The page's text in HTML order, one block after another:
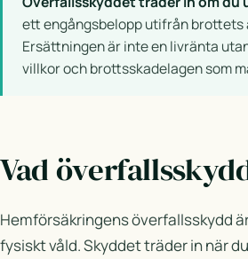
ett engångsbelopp utifrån brottets
Ersättningen är inte en livränta
villkor och brottsskadelagen som
Vad
Hemförsäkringens överfallsskydd
fysiskt våld. Skyddet träder in när